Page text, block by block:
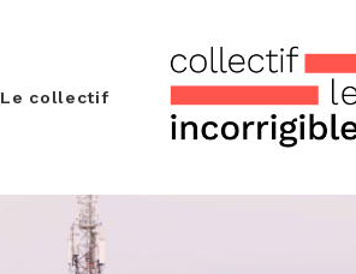
Le collectif